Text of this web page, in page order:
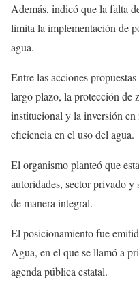
Además, indicó que la falta
limita la implementación de
agua.
Entre las acciones
largo plazo, la protección de
institucional y la inversión
eficiencia en el uso del agua.
El organismo planteó que
autoridades, sector privado y
de manera integral.
El posicionamiento fue
Agua, en el que se llamó a
agenda pública estatal.